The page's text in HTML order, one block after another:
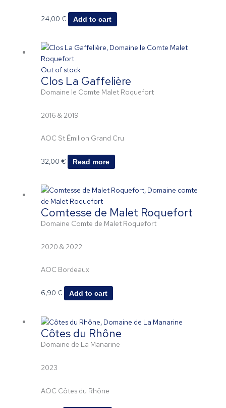
24,00€ Add to cart
Out of stock
Clos La Gaffelière
Domaine le Comte Malet Roquefort
2016 & 2019
AOC St Émilion Grand Cru
32,00€ Read more
Comtesse de Malet Roquefort
Domaine Comte de Malet Roquefort
2020 & 2022
AOC Bordeaux
6,90€ Add to cart
Côtes du Rhône
Domaine de La Manarine
2023
AOC Côtes du Rhône